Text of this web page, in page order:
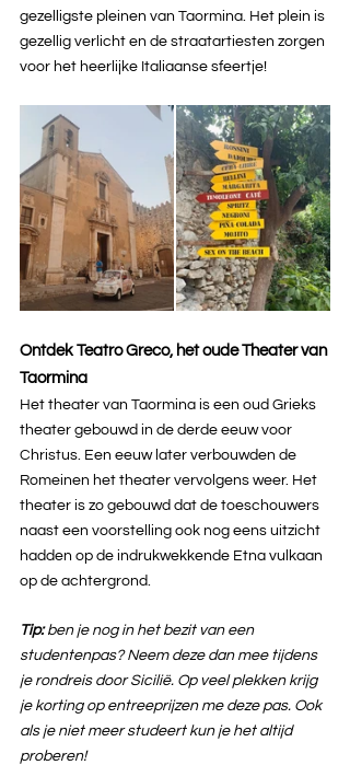
gezelligste pleinen van Taormina. Het plein is
gezellig verlicht en de straatartiesten zorgen
voor het heerlijke Italiaanse sfeertje!
Ontdek Teatro Greco, het oude Theater van
Taormina
Het theater van Taormina is een oud Grieks
theater gebouwd in de derde eeuw voor
Christus. Een eeuw later verbouwden de
Romeinen het theater vervolgens weer. Het
theater is zo gebouwd dat de toeschouwers
naast een voorstelling ook nog eens uitzicht
hadden op de indrukwekkende Etna vulkaan
op de achtergrond.
Tip: ben je nog in het bezit van een
studentenpas? Neem deze dan mee tijdens
je rondreis door Sicilië. Op veel plekken krijg
je korting op entreeprijzen me deze pas. Ook
als je niet meer studeert kun je het altijd
proberen!